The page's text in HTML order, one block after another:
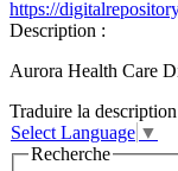
https://
Description :
Aurora Health Care
Traduire la
Select Language ▼
Recherche